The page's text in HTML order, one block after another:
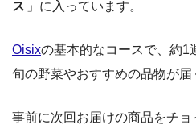
ス 」に入っています。
Oisixの基本的なコースで、約1
旬の野菜やおすすめの品物が届
事前に次回お届けの商品をチ